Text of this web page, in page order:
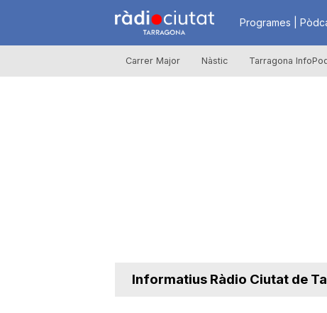
R
à
Programes |
Carrer Major Nàstic Tarragona
Informatius Ràdio Ciutat de